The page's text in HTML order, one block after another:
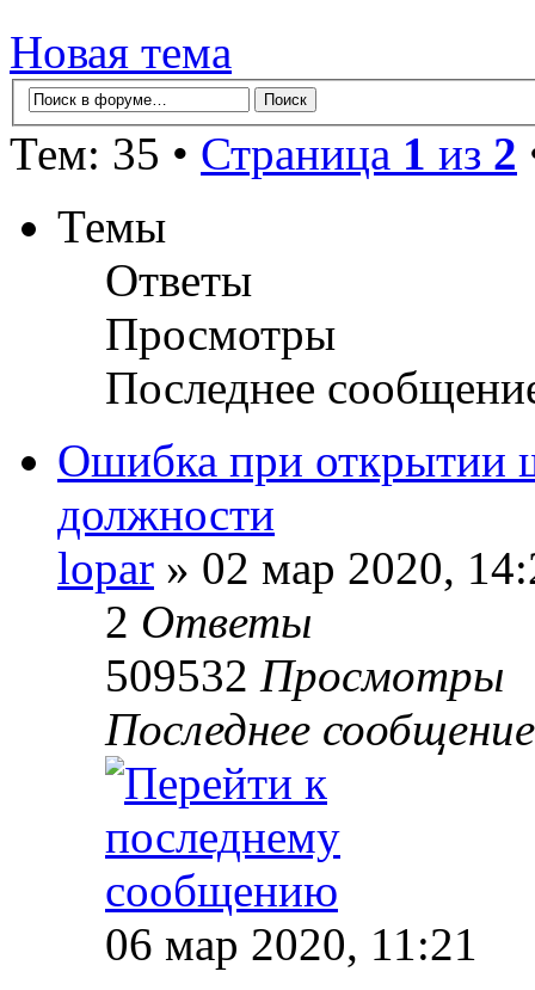
Новая тема
Тем: 35 • Страница 1 из 2
Темы
Ответы
Просмотры
Последнее
Ошибка при открытии
должности
lopar » 02 мар 2020,
2 Ответы
509532 Просмотры
Последнее сообщение
06 мар 2020, 11:21